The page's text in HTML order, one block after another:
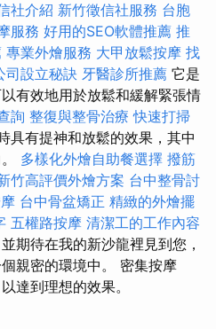
社介紹 新竹徵信社服務 台胞
服務 好用的SEO軟體推薦 推
專業外燴服務 大甲放鬆按摩 找
司設立秘訣 牙醫診所推薦 它是
有效地用於放鬆和緩解緊張情
詢 整復與整骨治療 快速打掃
具有提神和放鬆的效果，其中
多樣化外燴自助餐選擇 撥筋
竹高評價外燴方案 台中整骨討
台中骨盆矯正 精緻的外燴擺
五權路按摩 清潔工的工作內容
期待在我的新沙龍裡見到您，
親密的環境中。 密集按摩
達到理想的效果。